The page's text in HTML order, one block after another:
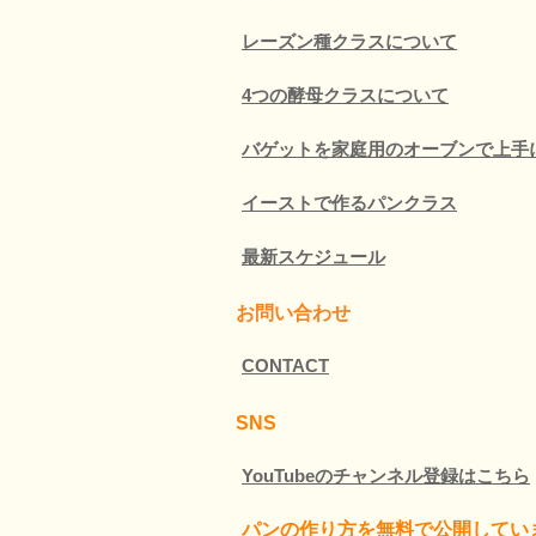
レーズン種クラスについて
4つの酵母クラスについて
バゲットを家庭用のオーブンで上手
イーストで作るパンクラス
最新スケジュール
お問い合わせ
CONTACT
SNS
YouTubeのチャンネル登録はこちら
パンの作り方を無料で公開してい